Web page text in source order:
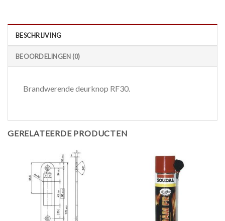
BESCHRIJVING
BEOORDELINGEN (0)
Brandwerende deurknop RF30.
GERELATEERDE PRODUCTEN